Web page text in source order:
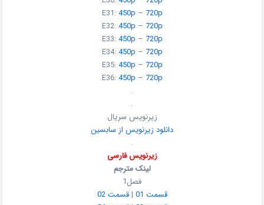
E31:450p – 720p
E32:450p – 720p
E33:450p – 720p
E34:450p – 720p
E35:450p – 720p
E36:450p – 720p
.
.
زیرنویس سریال
دانلود زیرنویس از سابسین
.
زیرنویس فارسی
لینک مترجم
فصل1
قسمت 01
|قسمت 02